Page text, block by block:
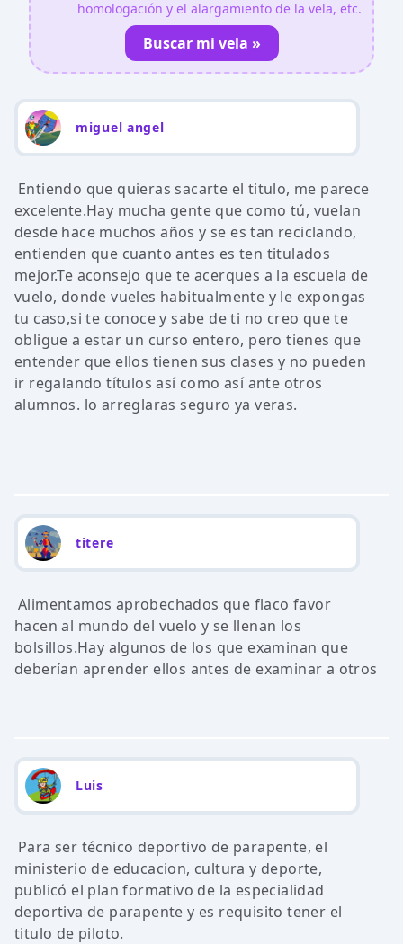
homologación y el alargamiento de la vela, etc.
Buscar mi vela »
miguel angel
Entiendo que quieras sacarte el titulo, me parece
excelente.Hay mucha gente que como tú, vuelan
desde hace muchos años y se es tan reciclando,
entienden que cuanto antes es ten titulados
mejor.Te aconsejo que te acerques a la escuela de
vuelo, donde vueles habitualmente y le expongas
tu caso,si te conoce y sabe de ti no creo que te
obligue a estar un curso entero, pero tienes que
entender que ellos tienen sus clases y no pueden
ir regalando títulos así como así ante otros
alumnos. lo arreglaras seguro ya veras.
titere
Alimentamos aprobechados que flaco favor
hacen al mundo del vuelo y se llenan los
bolsillos.Hay algunos de los que examinan que
deberían aprender ellos antes de examinar a otros
Luis
Para ser técnico deportivo de parapente, el
ministerio de educacion, cultura y deporte,
publicó el plan formativo de la especialidad
deportiva de parapente y es requisito tener el
titulo de piloto.